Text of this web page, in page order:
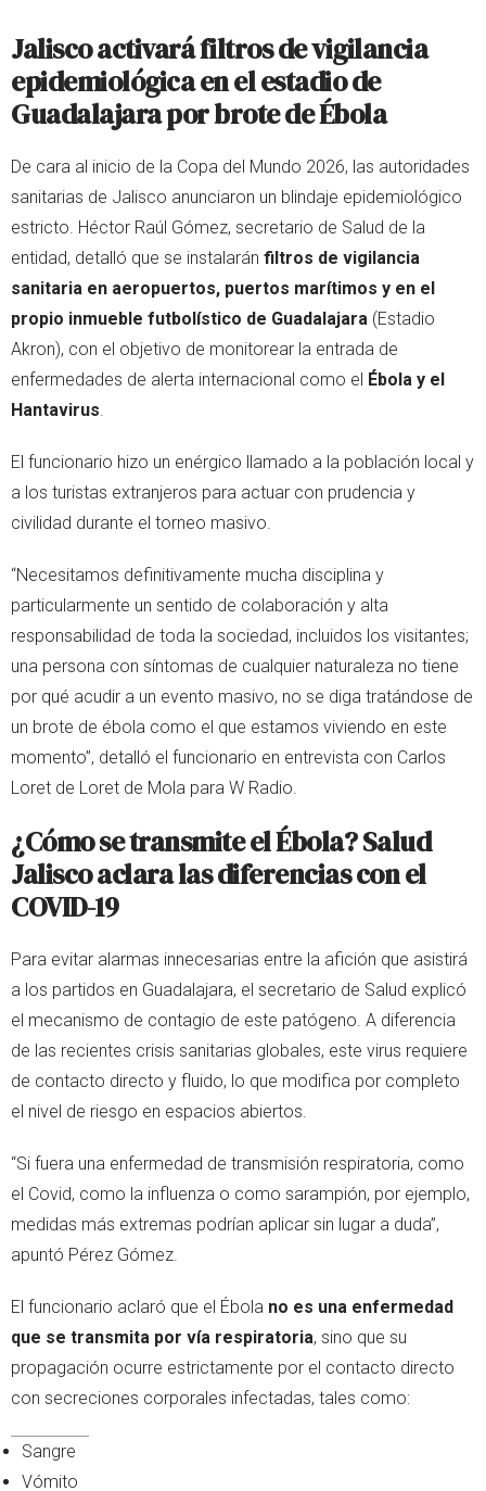
Jalisco activará filtros de vigilancia
epidemiológica en el estadio de
Guadalajara por brote de Ébola
De cara al inicio de la Copa del Mundo 2026, las autoridades
sanitarias de Jalisco anunciaron un blindaje epidemiológico
estricto. Héctor Raúl Gómez, secretario de Salud de la
entidad, detalló que se instalarán filtros de vigilancia
sanitaria en aeropuertos, puertos marítimos y en el
propio inmueble futbolístico de Guadalajara (Estadio
Akron), con el objetivo de monitorear la entrada de
enfermedades de alerta internacional como el Ébola y el
Hantavirus.
El funcionario hizo un enérgico llamado a la población local y
a los turistas extranjeros para actuar con prudencia y
civilidad durante el torneo masivo.
“Necesitamos definitivamente mucha disciplina y
particularmente un sentido de colaboración y alta
responsabilidad de toda la sociedad, incluidos los visitantes;
una persona con síntomas de cualquier naturaleza no tiene
por qué acudir a un evento masivo, no se diga tratándose de
un brote de ébola como el que estamos viviendo en este
momento”, detalló el funcionario en entrevista con Carlos
Loret de Loret de Mola para W Radio.
¿Cómo se transmite el Ébola? Salud
Jalisco aclara las diferencias con el
COVID-19
Para evitar alarmas innecesarias entre la afición que asistirá
a los partidos en Guadalajara, el secretario de Salud explicó
el mecanismo de contagio de este patógeno. A diferencia
de las recientes crisis sanitarias globales, este virus requiere
de contacto directo y fluido, lo que modifica por completo
el nivel de riesgo en espacios abiertos.
“Si fuera una enfermedad de transmisión respiratoria, como
el Covid, como la influenza o como sarampión, por ejemplo,
medidas más extremas podrían aplicar sin lugar a duda”,
apuntó Pérez Gómez.
El funcionario aclaró que el Ébola no es una enfermedad
que se transmita por vía respiratoria, sino que su
propagación ocurre estrictamente por el contacto directo
con secreciones corporales infectadas, tales como:
Sangre
Vómito